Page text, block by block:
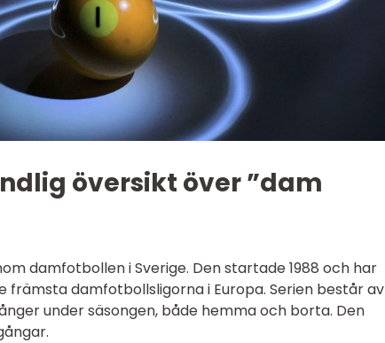
översikt över ”dam
damfotbollen i Sverige. Den startade 1988 och har
främsta damfotbollsligorna i Europa. Serien består av
under säsongen, både hemma och borta. Den